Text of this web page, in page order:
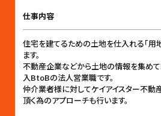
仕事内容
住宅を建てるための土地を仕入れる「用
ます。
不動産企業などから土地の情報を集め
入BtoBの法人営業職です。
仲介業者様に対してケイアイスター不
頂く為のアプローチも行います。